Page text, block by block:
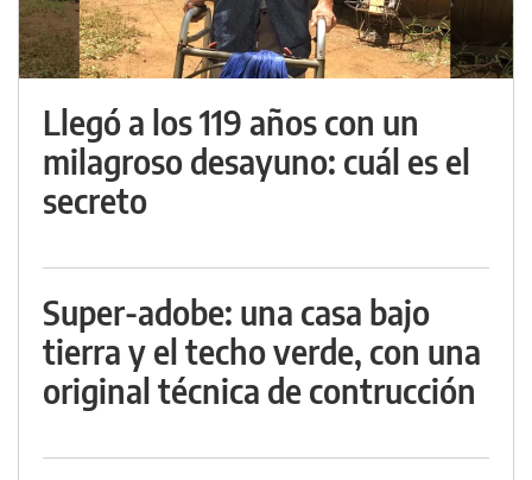
Llegó a los 119 años con un
milagroso desayuno: cuál es el
secreto
Super-adobe: una casa bajo
tierra y el techo verde, con una
original técnica de contrucción